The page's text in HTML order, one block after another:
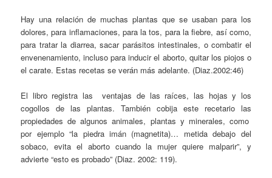
Hay una relación de muchas plantas que se usaban para los
dolores, para inflamaciones, para la tos, para la fiebre, así como,
para tratar la diarrea, sacar parásitos intestinales, o combatir el
envenenamiento, incluso para inducir el aborto, quitar los piojos o
el carate. Estas recetas se verán más adelante. (Diaz.2002:46)
El libro registra las ventajas de las raíces, las hojas y los
cogollos de las plantas. También cobija este recetario las
propiedades de algunos animales, plantas y minerales, como
por ejemplo “la piedra imán (magnetita)… metida debajo del
sobaco, evita el aborto cuando la mujer quiere malparir”, y
advierte “esto es probado” (Diaz. 2002: 119).